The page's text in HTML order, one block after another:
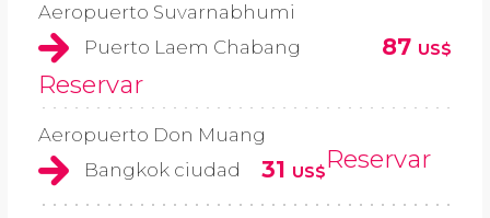
Aeropuerto Suvarnabhumi
Puerto Laem Chabang
87 US$
Reservar
Aeropuerto Don Muang
Bangkok ciudad
31 US$Reservar